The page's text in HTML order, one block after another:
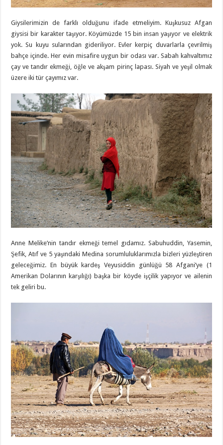
Giysilerimizin de farklı olduğunu ifade etmeliyim. Kuşkusuz Afgan
giysisi bir karakter taşıyor. Köyümüzde 15 bin insan yaşıyor ve elektrik
yok. Su kuyu sularından gideriliyor. Evler kerpiç duvarlarla çevrilmiş
bahçe içinde. Her evin misafire uygun bir odası var. Sabah kahvaltımız
çay ve tandır ekmeği, öğle ve akşam pirinç lapası. Siyah ve yeşil olmak
üzere iki tür çayımız var.
Anne Melike’nin tandır ekmeği temel gıdamız. Sabuhuddin, Yasemin,
Şefik, Atıf ve 5 yaşındaki Medina sorumluluklarımızla bizleri yüzleştiren
geleceğimiz. En büyük kardeş Veyusiddin günlüğü 58 Afgani’ye (1
Amerikan Dolarının karşılığı) başka bir köyde işçilik yapıyor ve ailenin
tek geliri bu.